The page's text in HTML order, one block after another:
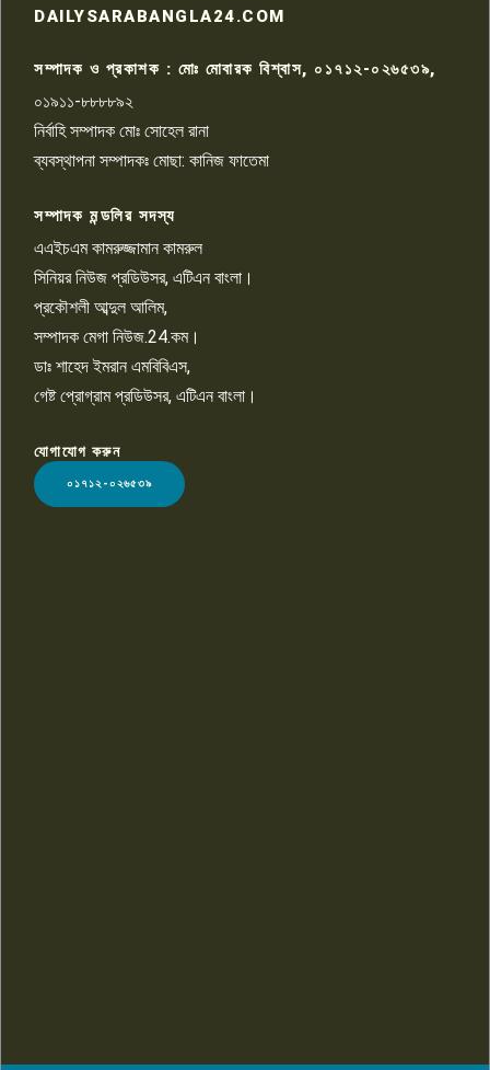
রাজশাহীতে সন্ত্রাসী হামলায় গুরুতর
৯
চাঁদাবাজি ও হয়রানির অভিযোগ
১০
LOGO
DAILYSARABANGLA24.COM
সম্পাদক ও প্রকাশক : মোঃ মোবারক বিশ্বাস, ০১৭১২-০২৬৫৩৯,
০১৯১১-৮৮৮৮৯২
নির্বাহি সম্পাদক মোঃ সোহেল রানা
ব্যবস্থাপনা সম্পাদকঃ মোছা: কানিজ ফাতেমা
সম্পাদক মন্ডলির সদস্য
এএইচএম কামরুজ্জামান কামরুল
সিনিয়র নিউজ প্রডিউসর, এটিএন বাংলা।
প্রকৌশলী আব্দুল আলিম,
সম্পাদক মেগা নিউজ.24.কম।
ডাঃ শাহেদ ইমরান এমবিবিএস,
গেষ্ট প্রোগ্রাম প্রডিউসর, এটিএন বাংলা।
যোগাযোগ করুন
০১৭১২-০২৬৫৩৯